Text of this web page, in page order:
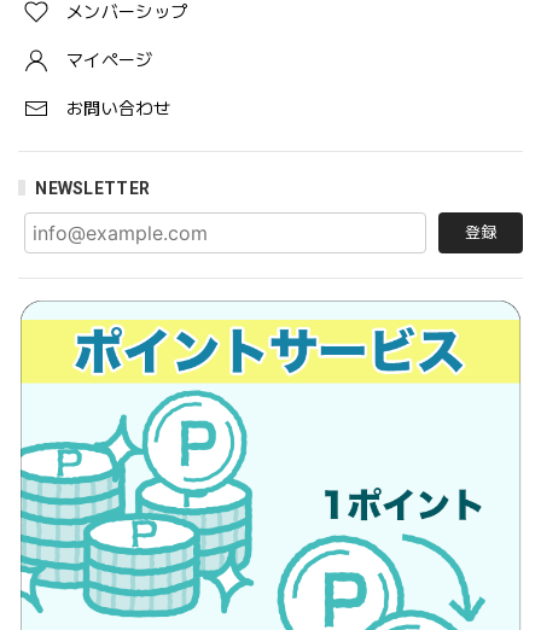
メンバーシップ
マイページ
お問い合わせ
NEWSLETTER
登録